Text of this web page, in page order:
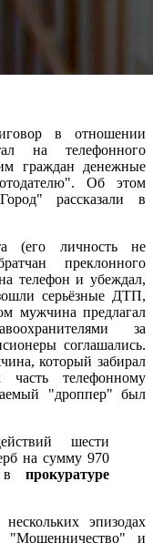
в отношении
на телефонного
граждан денежные
Об этом
рассказали в
(его личность не
преклонного
телефон и убеждал,
серьёзные ДТП,
мужчина предлагал
за
соглашались.
который забирал
телефонному
"дроппер" был
шести
на сумму 970
в прокуратуре
эпизодах
"Мошенничество" и